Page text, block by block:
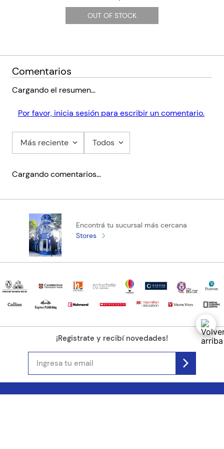
OUT OF STOCK
Comentarios
Cargando el resumen…
Por favor, inicia sesión para escribir un comentario.
Más reciente Todos
Cargando comentarios…
Encontrá tu sucursal más cercana
Stores
¡Registrate y recibí novedades!